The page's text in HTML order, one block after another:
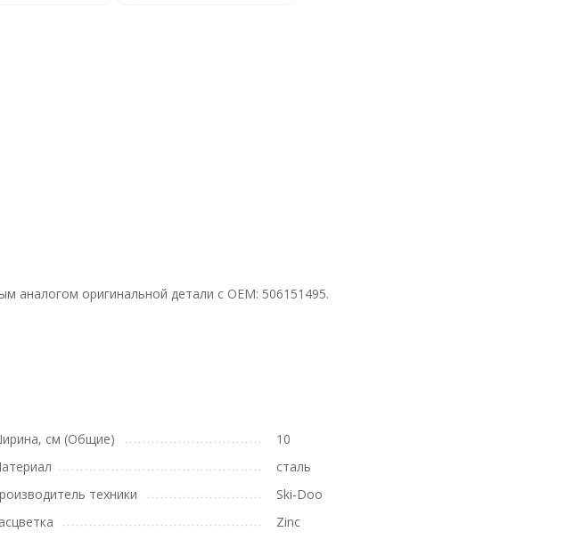
аналогом оригинальной детали с ОЕМ: 506151495.
см (Общие)
10
сталь
техники
Ski-Doo
Zinc